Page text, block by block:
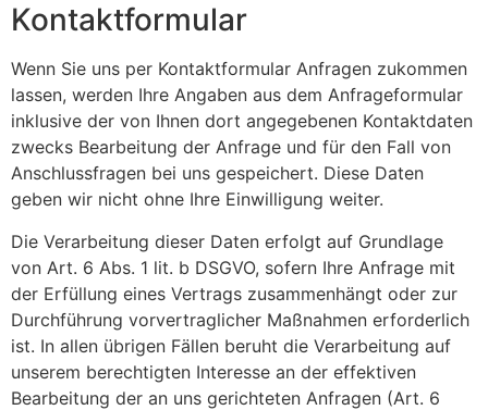
Kontaktformular
Wenn Sie uns per Kontaktformular Anfragen zukommen
lassen, werden Ihre Angaben aus dem Anfrageformular
inklusive der von Ihnen dort angegebenen Kontaktdaten
zwecks Bearbeitung der Anfrage und für den Fall von
Anschlussfragen bei uns gespeichert. Diese Daten
geben wir nicht ohne Ihre Einwilligung weiter.
Die Verarbeitung dieser Daten erfolgt auf Grundlage
von Art. 6 Abs. 1 lit. b DSGVO, sofern Ihre Anfrage mit
der Erfüllung eines Vertrags zusammenhängt oder zur
Durchführung vorvertraglicher Maßnahmen erforderlich
ist. In allen übrigen Fällen beruht die Verarbeitung auf
unserem berechtigten Interesse an der effektiven
Bearbeitung der an uns gerichteten Anfragen (Art. 6